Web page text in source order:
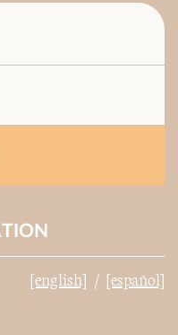
[english] [español]